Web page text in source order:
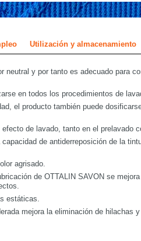
Utilización y almacenamiento
neutral y por tanto es adecuado para
en todos los procedimientos de
el producto también puede
de lavado, tanto en el prelavado
de antiderreposición de la
agrisado.
de OTTALIN SAVON se
estáticas.
mejora la eliminación de hilachas